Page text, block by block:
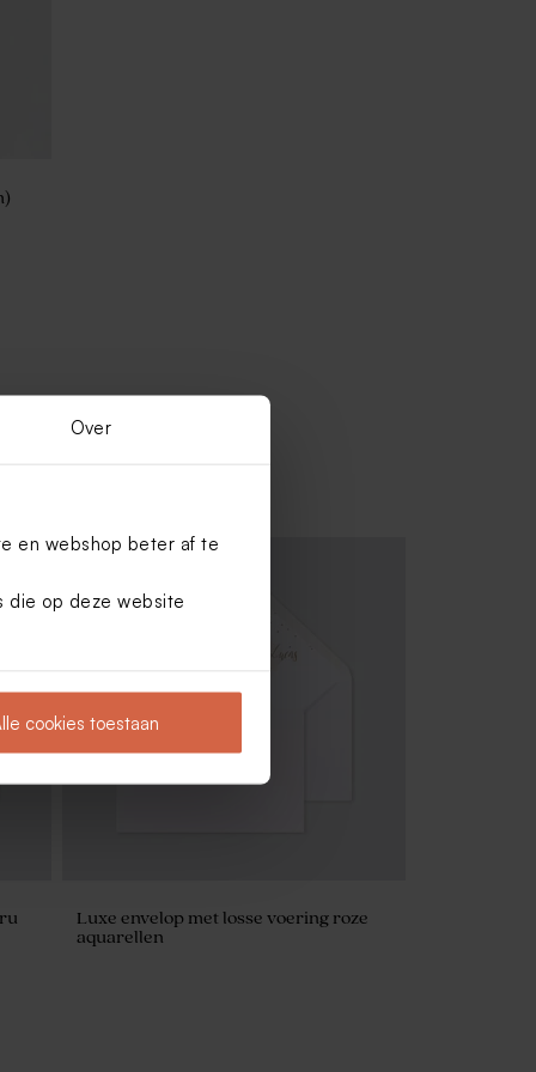
Over
en webshop beter af te
die op deze website
cookies toestaan
Luxe envelop met losse voering roze
aquarellen